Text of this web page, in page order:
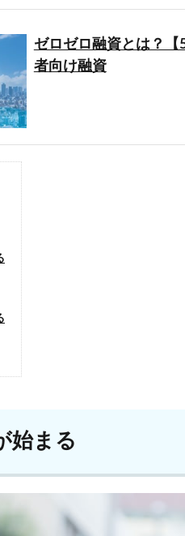
ゼロゼロ融資とは？
者向け融資
始まる